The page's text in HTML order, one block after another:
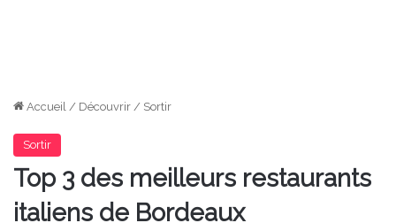
Accueil / Découvrir / Sortir
Sortir
Top 3 des meilleurs restaurants
italiens de Bordeaux